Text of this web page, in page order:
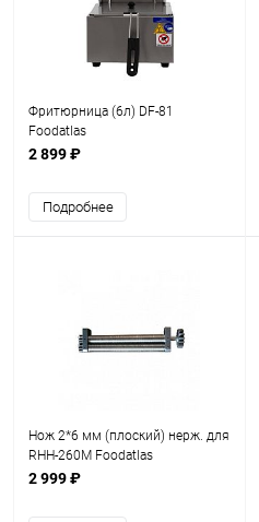
Фритюрница (6л) DF-81
Foodatlas
2 899 ₽
Подробнее
Нож 2*6 мм (плоский) нерж. для
RHH-260M Foodatlas
2 999 ₽